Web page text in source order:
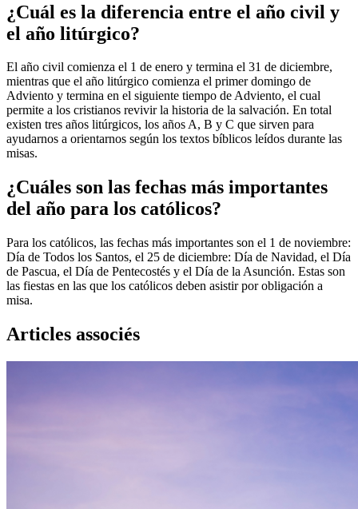
¿Cuál es la diferencia entre el año civil y
el año litúrgico?
El año civil comienza el 1 de enero y termina el 31 de diciembre,
mientras que el año litúrgico comienza el primer domingo de
Adviento y termina en el siguiente tiempo de Adviento, el cual
permite a los cristianos revivir la historia de la salvación. En total
existen tres años litúrgicos, los años A, B y C que sirven para
ayudarnos a orientarnos según los textos bíblicos leídos durante las
misas.
¿Cuáles son las fechas más importantes
del año para los católicos?
Para los católicos, las fechas más importantes son el 1 de noviembre:
Día de Todos los Santos, el 25 de diciembre: Día de Navidad, el Día
de Pascua, el Día de Pentecostés y el Día de la Asunción. Estas son
las fiestas en las que los católicos deben asistir por obligación a
misa.
Articles associés